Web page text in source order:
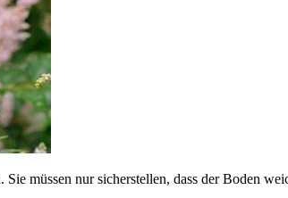
müssen nur sicherstellen, dass der Boden